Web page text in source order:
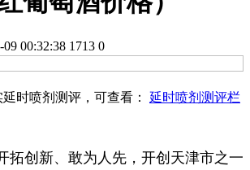
09 00:32:38 1713 0
时喷剂测评，可查看： 延时喷剂测评栏
拓创新、敢为人先，开创天津市之一